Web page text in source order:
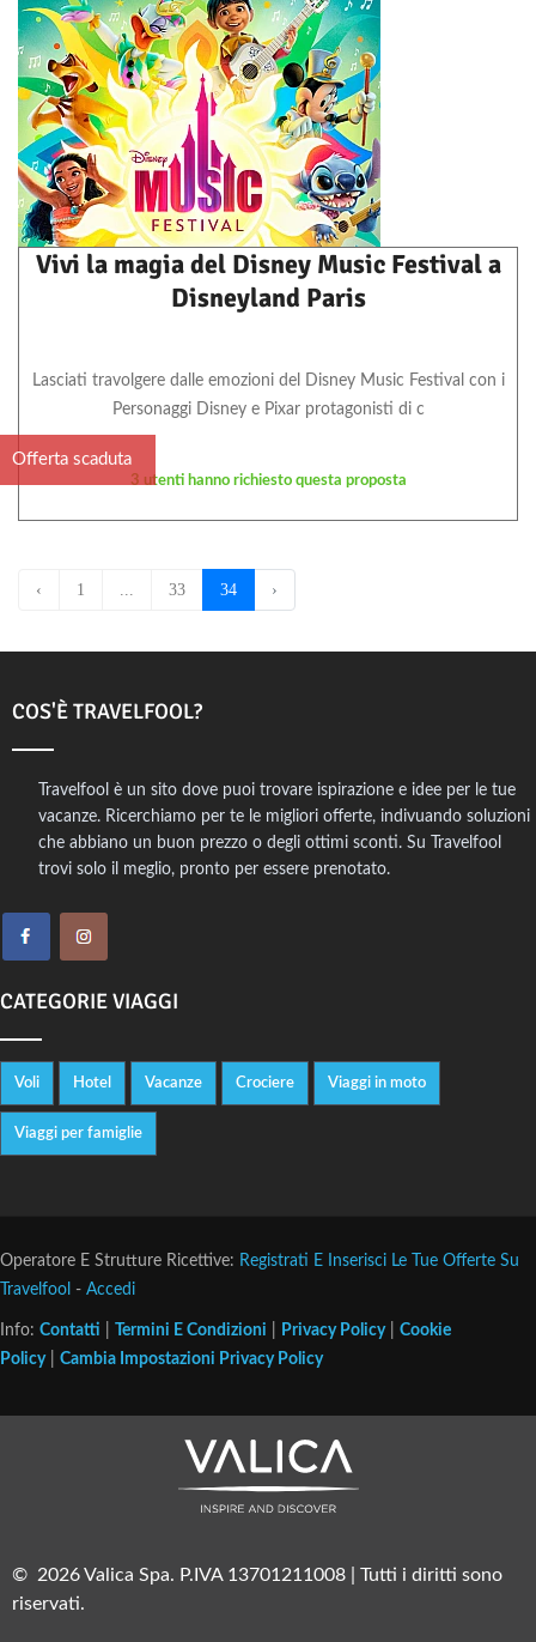
Offerta scaduta
Vivi la magia del Disney Music Festival a
Disneyland Paris
Lasciati travolgere dalle emozioni del Disney Music Festival con i
Personaggi Disney e Pixar protagonisti di c
3 utenti hanno richiesto questa proposta
‹ 1 ... 33 34 ›
COS'È TRAVELFOOL?
Travelfool è un sito dove puoi trovare ispirazione e idee per le tue
vacanze. Ricerchiamo per te le migliori offerte, indivuando soluzioni
che abbiano un buon prezzo o degli ottimi sconti. Su Travelfool
trovi solo il meglio, pronto per essere prenotato.
CATEGORIE VIAGGI
Voli Hotel Vacanze Crociere Viaggi in moto
Viaggi per famiglie
Operatore E Strutture Ricettive: Registrati E Inserisci Le Tue Offerte Su
Travelfool - Accedi
Info: Contatti Termini E Condizioni Privacy Policy| Cookie
Policy| Cambia Impostazioni Privacy Policy
© 2026 Valica Spa. P.IVA 13701211008 | Tutti i diritti sono
riservati.